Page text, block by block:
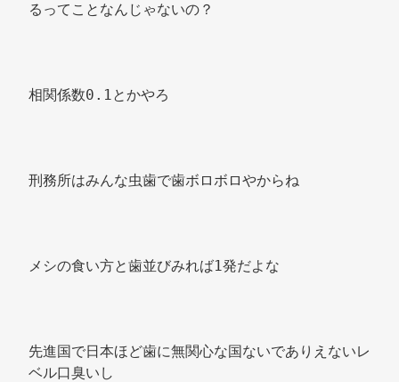
るってことなんじゃないの？
相関係数0.1とかやろ
刑務所はみんな虫歯で歯ボロボロやからね
メシの食い方と歯並びみれば1発だよな
先進国で日本ほど歯に無関心な国ないでありえないレ
ベル口臭いし